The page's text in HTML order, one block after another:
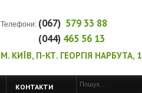
Телефони: (067) 579 33 88
(044) 465 56 13
М. КИЇВ, П-КТ. ГЕОРГІЯ НАРБУТА, 1
КОНТАКТИ